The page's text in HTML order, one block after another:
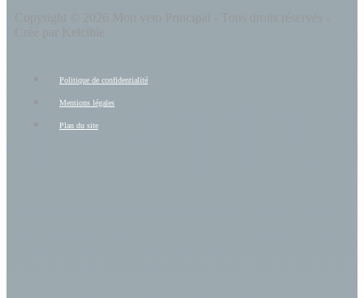
Copyright © 2026 Mon veto Principal - Tous droits réservés -
Politique de confidentialité
Mentions légales
Plan du site